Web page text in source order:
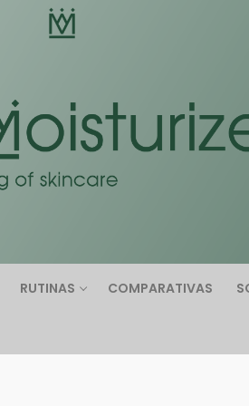
Buscar:
RUTINAS COMPARATIVAS